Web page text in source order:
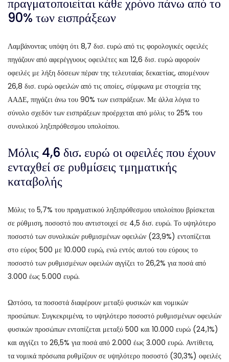
πραγματοποιείται κάθε χρόνο πάνω από το
90% των εισπράξεων
Λαμβάνοντας υπόψη ότι 8,7 δισ. ευρώ από τις φορολογικές οφειλές
πηγάζουν από αφερέγγυους οφειλέτες και 12,6 δισ. ευρώ αφορούν
οφειλές με λήξη δόσεων πέραν της τελευταίας δεκαετίας, απομένουν
26,8 δισ. ευρώ οφειλών από τις οποίες, σύμφωνα με στοιχεία της
ΑΑΔΕ, πηγάζει άνω του 90% των εισπράξεων. Με άλλα λόγια το
σύνολο σχεδόν των εισπράξεων προέρχεται από μόλις το 25% του
συνολικού ληξιπρόθεσμου υπολοίπου.
Μόλις 4,6 δισ. ευρώ οι οφειλές που έχουν
ενταχθεί σε ρυθμίσεις τμηματικής
καταβολής
Μόλις το 5,7% του πραγματικού ληξιπρόθεσμου υπολοίπου βρίσκεται
σε ρύθμιση, ποσοστό που αντιστοιχεί σε 4,5 δισ. ευρώ. Το υψηλότερο
ποσοστό των συνολικών ρυθμισμένων οφειλών (23,9%) εντοπίζεται
στο εύρος 500 με 10.000 ευρώ, ενώ εντός αυτού του εύρους το
ποσοστό των ρυθμισμένων οφειλών αγγίζει το 26,2% για ποσά από
3.000 έως 5.000 ευρώ.
Ωστόσο, τα ποσοστά διαφέρουν μεταξύ φυσικών και νομικών
προσώπων. Συγκεκριμένα, το υψηλότερο ποσοστό ρυθμισμένων οφειλών
φυσικών προσώπων εντοπίζεται μεταξύ 500 και 10.000 ευρώ (24,1%)
και αγγίζει το 26,5% για ποσά από 2.000 έως 3.000 ευρώ. Αντίθετα,
τα νομικά πρόσωπα ρυθμίζουν σε υψηλότερο ποσοστό (30,3%) οφειλές